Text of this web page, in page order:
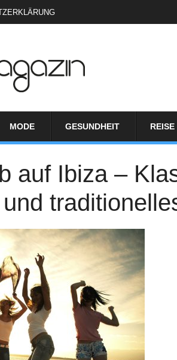
MODE GESUNDHEIT REISE
auf Ibiza –